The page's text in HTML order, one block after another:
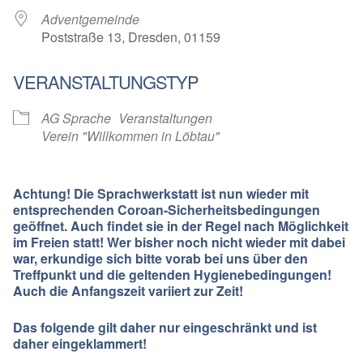
Adventgemeinde
Poststraße 13, Dresden, 01159
VERANSTALTUNGSTYP
AG Sprache Veranstaltungen
Verein "Willkommen in Löbtau"
Achtung! Die Sprachwerkstatt ist nun wieder mit
entsprechenden Coroan-Sicherheitsbedingungen
geöffnet. Auch findet sie in der Regel nach Möglichkeit
im Freien statt! Wer bisher noch nicht wieder mit dabei
war, erkundige sich bitte vorab bei uns über den
Treffpunkt und die geltenden Hygienebedingungen!
Auch die Anfangszeit variiert zur Zeit!
Das folgende gilt daher nur eingeschränkt und ist
daher eingeklammert!